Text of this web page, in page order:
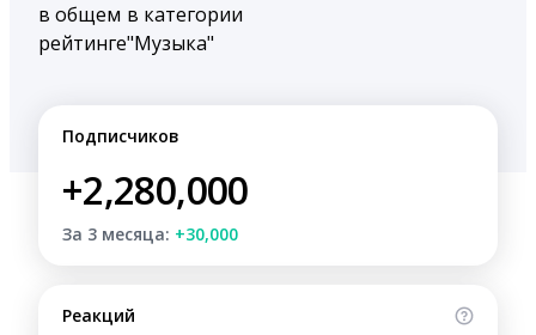
в общем
рейтинге
в категории
"Музыка"
Подписчиков
+2,280,000
За 3 месяца: +30,000
Реакций